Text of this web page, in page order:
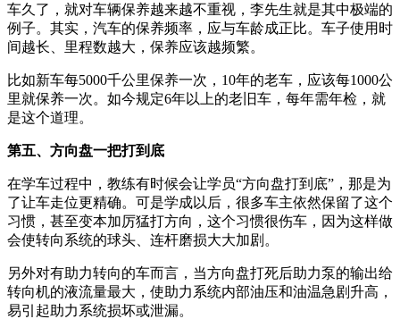
车久了，就对车辆保养越来越不重视，李先生就是其中极端的
例子。其实，汽车的保养频率，应与车龄成正比。车子使用时
间越长、里程数越大，保养应该越频繁。
比如新车每5000千公里保养一次，10年的老车，应该每1000公
里就保养一次。如今规定6年以上的老旧车，每年需年检，就
是这个道理。
第五、方向盘一把打到底
在学车过程中，教练有时候会让学员“方向盘打到底”，那是为
了让车走位更精确。可是学成以后，很多车主依然保留了这个
习惯，甚至变本加厉猛打方向，这个习惯很伤车，因为这样做
会使转向系统的球头、连杆磨损大大加剧。
另外对有助力转向的车而言，当方向盘打死后助力泵的输出给
转向机的液流量最大，使助力系统内部油压和油温急剧升高，
易引起助力系统损坏或泄漏。